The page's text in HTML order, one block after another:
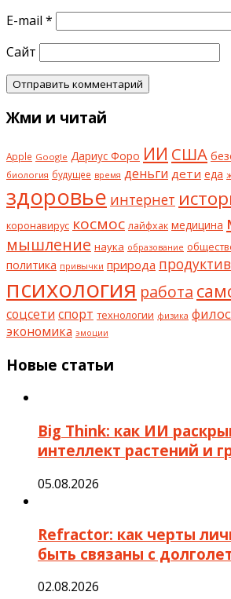
E-mail *
Сайт
Жми и читай
Apple Google Дариус Форо ИИ США
биология будущее время деньги дети еда
здоровье интернет
коронавирус космос лайфхак медицина
мышление наука образование
политика привычки природа
психология работа
соцсети спорт технологии физика
экономика эмоции
Новые статьи
Big Think: как ИИ
интеллект растений и
05.08.2026
Refractor: как черты
быть связаны с
02.08.2026